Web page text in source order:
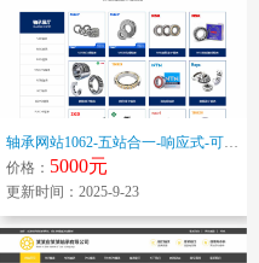
轴承网站1062-五站合一-响应式-可变更色调
价格： 5000元
更新时间：2025-9-23